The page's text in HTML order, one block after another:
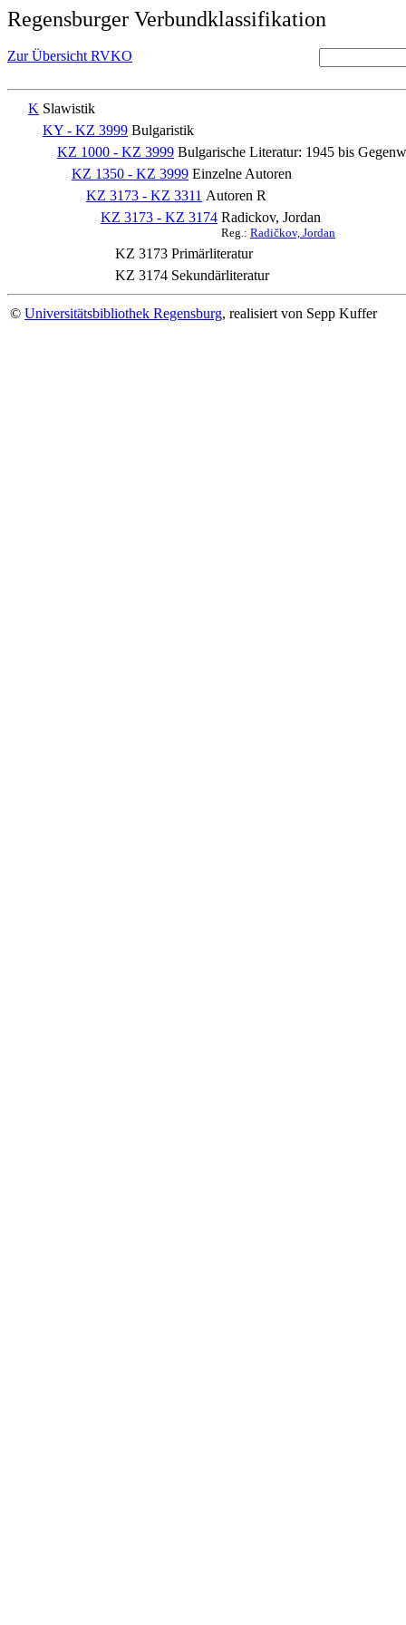
Regensburger Verbundklassifikation
Zur Übersicht RVKO
K Slawistik
KY - KZ 3999 Bulgaristik
KZ 1000 - KZ 3999 Bulgarische Literatur: 1945 bis
KZ 1350 - KZ 3999 Einzelne Autoren
KZ 3173 - KZ 3311 Autoren R
KZ 3173 - KZ 3174 Radickov, Jordan
Reg.: Radičkov, Jordan
KZ 3173 Primärliteratur
KZ 3174 Sekundärliteratur
© Universitätsbibliothek Regensburg, realisiert von Sepp Kuffer